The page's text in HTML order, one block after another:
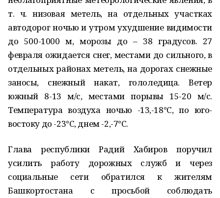
т. ч. низовая метель, на отдельных участках
автодорог ночью и утром ухудшение видимости
до 500-1000 м, морозы до – 38 градусов. 27
февраля ожидается снег, местами до сильного, в
отдельных районах метель, на дорогах снежные
заносы, снежный накат, гололедица. Ветер
южный 8-13 м/с, местами порывы 15-20 м/с.
Температура воздуха ночью -13,-18°С, по юго-
востоку до -23°С, днем -2,-7°С.
Глава республики Радий Хабиров поручил
усилить работу дорожных служб и через
социальные сети обратился к жителям
Башкортостана с просьбой соблюдать